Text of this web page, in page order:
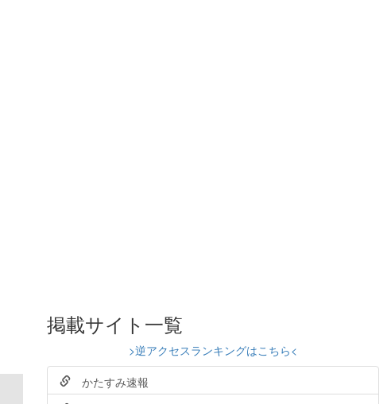
掲載サイト一覧
>逆アクセスランキングはこちら<
かたすみ速報